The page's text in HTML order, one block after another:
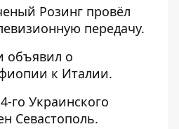
Розинг провёл
передачу.
объявил о
к Италии.
го Украинского
Севастополь.